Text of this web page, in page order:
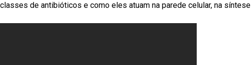
de antibióticos e como eles atuam na parede celular, na síntese